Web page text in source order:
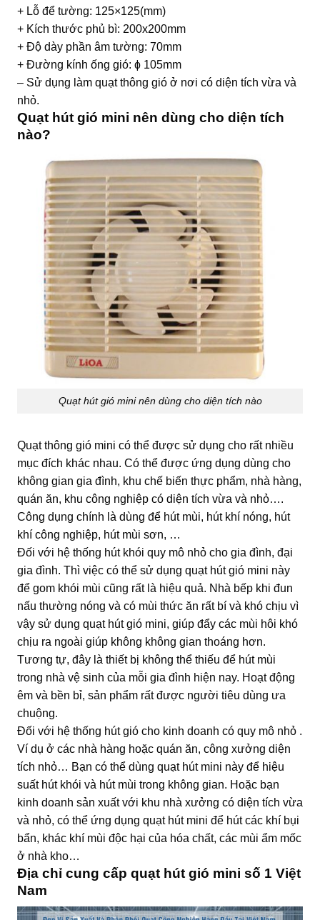
+ Lỗ để tường: 125×125(mm)
+ Kích thước phủ bì: 200x200mm
+ Độ dày phần âm tường: 70mm
+ Đường kính ống gió: ɸ 105mm
– Sử dụng làm quạt thông gió ở nơi có diện tích vừa và
nhỏ.
Quạt hút gió mini nên dùng cho diện tích
nào?
Quạt hút gió mini nên dùng cho diện tích nào
Quạt thông gió mini có thể được sử dụng cho rất nhiều
mục đích khác nhau. Có thể được ứng dụng dùng cho
không gian gia đình, khu chế biến thực phẩm, nhà hàng,
quán ăn, khu công nghiệp có diện tích vừa và nhỏ….
Công dụng chính là dùng để hút mùi, hút khí nóng, hút
khí công nghiệp, hút mùi sơn, …
Đối với hệ thống hút khói quy mô nhỏ cho gia đình, đại
gia đình. Thì việc có thể sử dụng quạt hút gió mini này
để gom khói mùi cũng rất là hiệu quả. Nhà bếp khi đun
nấu thường nóng và có mùi thức ăn rất bí và khó chịu vì
vậy sử dụng quạt hút gió mini, giúp đẩy các mùi hôi khó
chịu ra ngoài giúp không không gian thoáng hơn.
Tương tự, đây là thiết bị không thể thiếu để hút mùi
trong nhà vệ sinh của mỗi gia đình hiện nay. Hoạt động
êm và bền bỉ, sản phẩm rất được người tiêu dùng ưa
chuộng.
Đối với hệ thống hút gió cho kinh doanh có quy mô nhỏ .
Ví dụ ở các nhà hàng hoặc quán ăn, công xưởng diện
tích nhỏ… Bạn có thể dùng quạt hút mini này để hiệu
suất hút khói và hút mùi trong không gian. Hoặc bạn
kinh doanh sản xuất với khu nhà xưởng có diện tích vừa
và nhỏ, có thể ứng dụng quạt hút mini để hút các khí bụi
bẩn, khác khí mùi độc hại của hóa chất, các mùi ẩm mốc
ở nhà kho…
Địa chỉ cung cấp quạt hút gió mini số 1 Việt
Nam